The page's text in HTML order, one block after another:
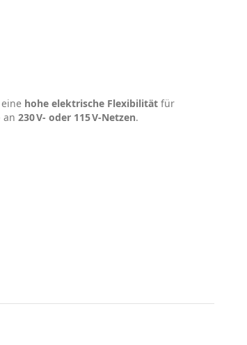
hohe elektrische Flexibilitätfür
an 230 V‑ oder 115 V‑Netzen.